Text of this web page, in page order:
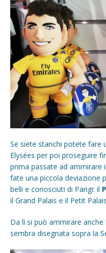
Se siete stanchi potete fare
Elysées per poi proseguire
prima passate ad ammirare il
fate una piccola deviazione
belli e conosciuti di Parigi: il
il Grand Palais e il Petit
Da lì si può ammirare
sembra disegnata sopra la